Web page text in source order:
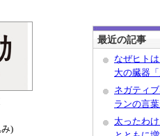
)
最近の記事
なぜヒト
大の臓器
ネガティ
ランの言
太ったわ